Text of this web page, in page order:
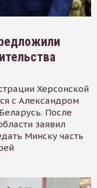
Херсонской
с Александром
После
заявил
Минску часть